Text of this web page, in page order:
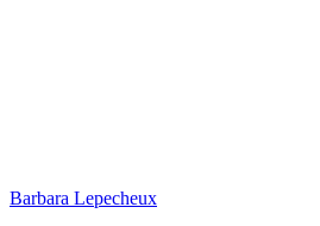
Barbara Lepecheux